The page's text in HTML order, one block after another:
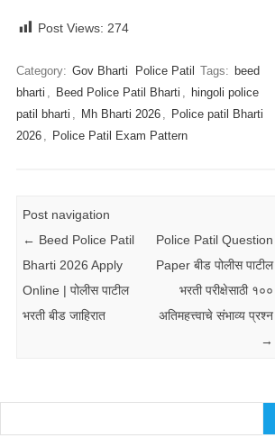
Post Views: 274
Category: Gov Bharti Police Patil Tags: beed
bharti
Beed Police Patil Bharti
hingoli police
patil bharti
Mh Bharti 2026
Police patil Bharti
2026
Police Patil Exam Pattern
Post navigation
← Beed Police Patil
Bharti 2026 Apply
Online | पोलीस पाटील
भरती बीड जाहिरात
Police Patil Question
Paper बीड पोलीस पाटील
भरती परीक्षेसाठी १००
अतिमहत्त्वाचे संभाव्य प्रश्न
→